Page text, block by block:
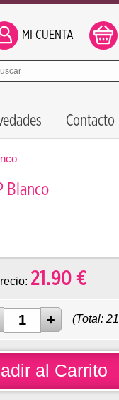
MI CUENTA
Contacto
Blanco
21.90 €
(Total:
al Carrito